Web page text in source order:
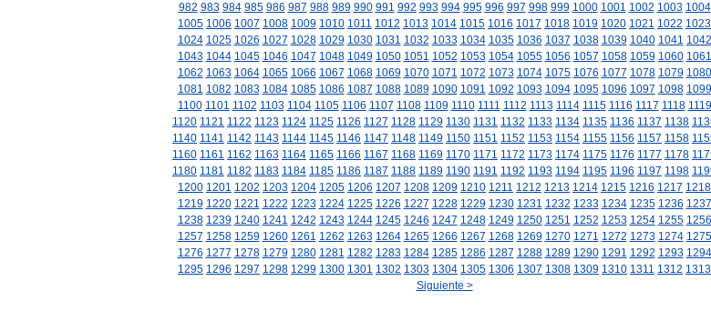
982 983 984 985 986 987 988 989 990 991 992 993 994 995 996 997 998 999 1000 1001 1002 1003 1004
1005 1006 1007 1008 1009 1010 1011 1012 1013 1014 1015 1016 1017 1018 1019 1020 1021 1022 1023
1024 1025 1026 1027 1028 1029 1030 1031 1032 1033 1034 1035 1036 1037 1038 1039 1040 1041 1042
1043 1044 1045 1046 1047 1048 1049 1050 1051 1052 1053 1054 1055 1056 1057 1058 1059 1060 1061
1062 1063 1064 1065 1066 1067 1068 1069 1070 1071 1072 1073 1074 1075 1076 1077 1078 1079 1080
1081 1082 1083 1084 1085 1086 1087 1088 1089 1090 1091 1092 1093 1094 1095 1096 1097 1098 1099
1100 1101 1102 1103 1104 1105 1106 1107 1108 1109 1110 1111 1112 1113 1114 1115 1116 1117 1118 1119
1120 1121 1122 1123 1124 1125 1126 1127 1128 1129 1130 1131 1132 1133 1134 1135 1136 1137 1138
1140 1141 1142 1143 1144 1145 1146 1147 1148 1149 1150 1151 1152 1153 1154 1155 1156 1157 1158
1160 1161 1162 1163 1164 1165 1166 1167 1168 1169 1170 1171 1172 1173 1174 1175 1176 1177 1178
1180 1181 1182 1183 1184 1185 1186 1187 1188 1189 1190 1191 1192 1193 1194 1195 1196 1197 1198
1200 1201 1202 1203 1204 1205 1206 1207 1208 1209 1210 1211 1212 1213 1214 1215 1216 1217 1218
1219 1220 1221 1222 1223 1224 1225 1226 1227 1228 1229 1230 1231 1232 1233 1234 1235 1236 1237
1238 1239 1240 1241 1242 1243 1244 1245 1246 1247 1248 1249 1250 1251 1252 1253 1254 1255 1256
1257 1258 1259 1260 1261 1262 1263 1264 1265 1266 1267 1268 1269 1270 1271 1272 1273 1274 1275
1276 1277 1278 1279 1280 1281 1282 1283 1284 1285 1286 1287 1288 1289 1290 1291 1292 1293 1294
1295 1296 1297 1298 1299 1300 1301 1302 1303 1304 1305 1306 1307 1308 1309 1310 1311 1312 1313
Siguiente >